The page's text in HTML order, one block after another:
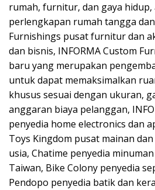
rumah, furnitur, dan gaya hidup,
perlengkapan rumah tangga
Furnishings pusat furnitur dan
dan bisnis, INFORMA Custom
baru yang merupakan
untuk dapat memaksimalkan
khusus sesuai dengan ukuran,
anggaran biaya pelanggan,
penyedia home electronics dan
Toys Kingdom pusat mainan
usia, Chatime penyedia
Taiwan, Bike Colony penyedia
Pendopo penyedia batik dan